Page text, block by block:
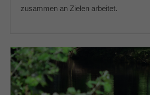
zusammen an Zielen arbeitet.